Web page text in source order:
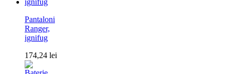
Pantaloni
Ranger,
ignifug
174,24 lei